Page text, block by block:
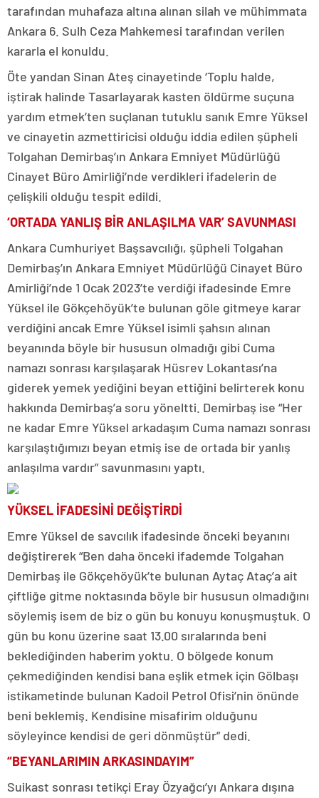
tarafından muhafaza altına alınan silah ve mühimmata
Ankara 6. Sulh Ceza Mahkemesi tarafından verilen
kararla el konuldu.
Öte yandan Sinan Ateş cinayetinde ‘Toplu halde,
iştirak halinde Tasarlayarak kasten öldürme suçuna
yardım etmek’ten suçlanan tutuklu sanık Emre Yüksel
ve cinayetin azmettiricisi olduğu iddia edilen şüpheli
Tolgahan Demirbaş’ın Ankara Emniyet Müdürlüğü
Cinayet Büro Amirliği’nde verdikleri ifadelerin de
çelişkili olduğu tespit edildi.
‘ORTADA YANLIŞ BİR ANLAŞILMA VAR’ SAVUNMASI
Ankara Cumhuriyet Başsavcılığı, şüpheli Tolgahan
Demirbaş’ın Ankara Emniyet Müdürlüğü Cinayet Büro
Amirliği’nde 1 Ocak 2023’te verdiği ifadesinde Emre
Yüksel ile Gökçehöyük’te bulunan göle gitmeye karar
verdiğini ancak Emre Yüksel isimli şahsın alınan
beyanında böyle bir hususun olmadığı gibi Cuma
namazı sonrası karşılaşarak Hüsrev Lokantası’na
giderek yemek yediğini beyan ettiğini belirterek konu
hakkında Demirbaş’a soru yöneltti. Demirbaş ise “Her
ne kadar Emre Yüksel arkadaşım Cuma namazı sonrası
karşılaştığımızı beyan etmiş ise de ortada bir yanlış
anlaşılma vardır” savunmasını yaptı.
YÜKSEL İFADESİNİ DEĞİŞTİRDİ
Emre Yüksel de savcılık ifadesinde önceki beyanını
değiştirerek “Ben daha önceki ifademde Tolgahan
Demirbaş ile Gökçehöyük’te bulunan Aytaç Ataç’a ait
çiftliğe gitme noktasında böyle bir hususun olmadığını
söylemiş isem de biz o gün bu konuyu konuşmuştuk. O
gün bu konu üzerine saat 13.00 sıralarında beni
beklediğinden haberim yoktu. O bölgede konum
çekmediğinden kendisi bana eşlik etmek için Gölbaşı
istikametinde bulunan Kadoil Petrol Ofisi’nin önünde
beni beklemiş. Kendisine misafirim olduğunu
söyleyince kendisi de geri dönmüştür” dedi.
“BEYANLARIMIN ARKASINDAYIM”
Suikast sonrası tetikçi Eray Özyağcı’yı Ankara dışına